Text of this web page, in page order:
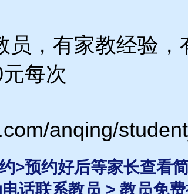
员，有家教经验，
每次
anqing/
>预约好后等家长查看
话联系教员 > 教员免